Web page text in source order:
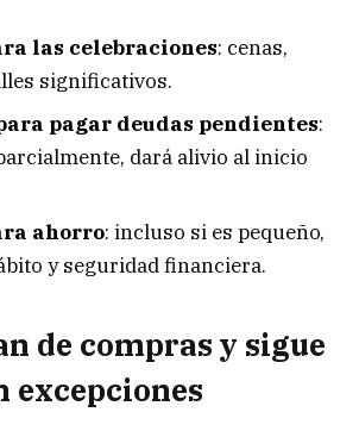
las celebraciones: cenas,
significativos.
pagar deudas pendientes:
dará alivio al inicio
ahorro: incluso si es pequeño,
y seguridad financiera.
de compras y sigue
excepciones